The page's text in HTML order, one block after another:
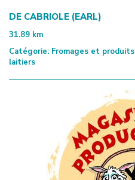
DE CABRIOLE (EARL)
31.89 km
Catégorie: Fromages et produits
laitiers